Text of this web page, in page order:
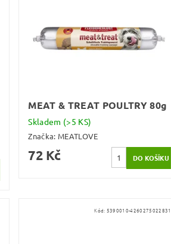
MEAT & TREAT POULTRY 80g
Skladem (>5 KS)
Značka: MEATLOVE
72 Kč
Kód: 5390010-4260275022831